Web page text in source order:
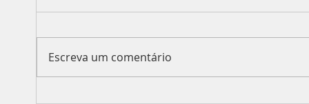
Escreva um comentário